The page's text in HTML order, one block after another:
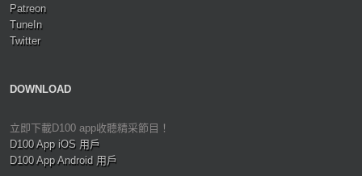
Patreon
TuneIn
Twitter
DOWNLOAD
立即下載D100 app收聽精采節目！
D100 App iOS 用戶
D100 App Android 用戶